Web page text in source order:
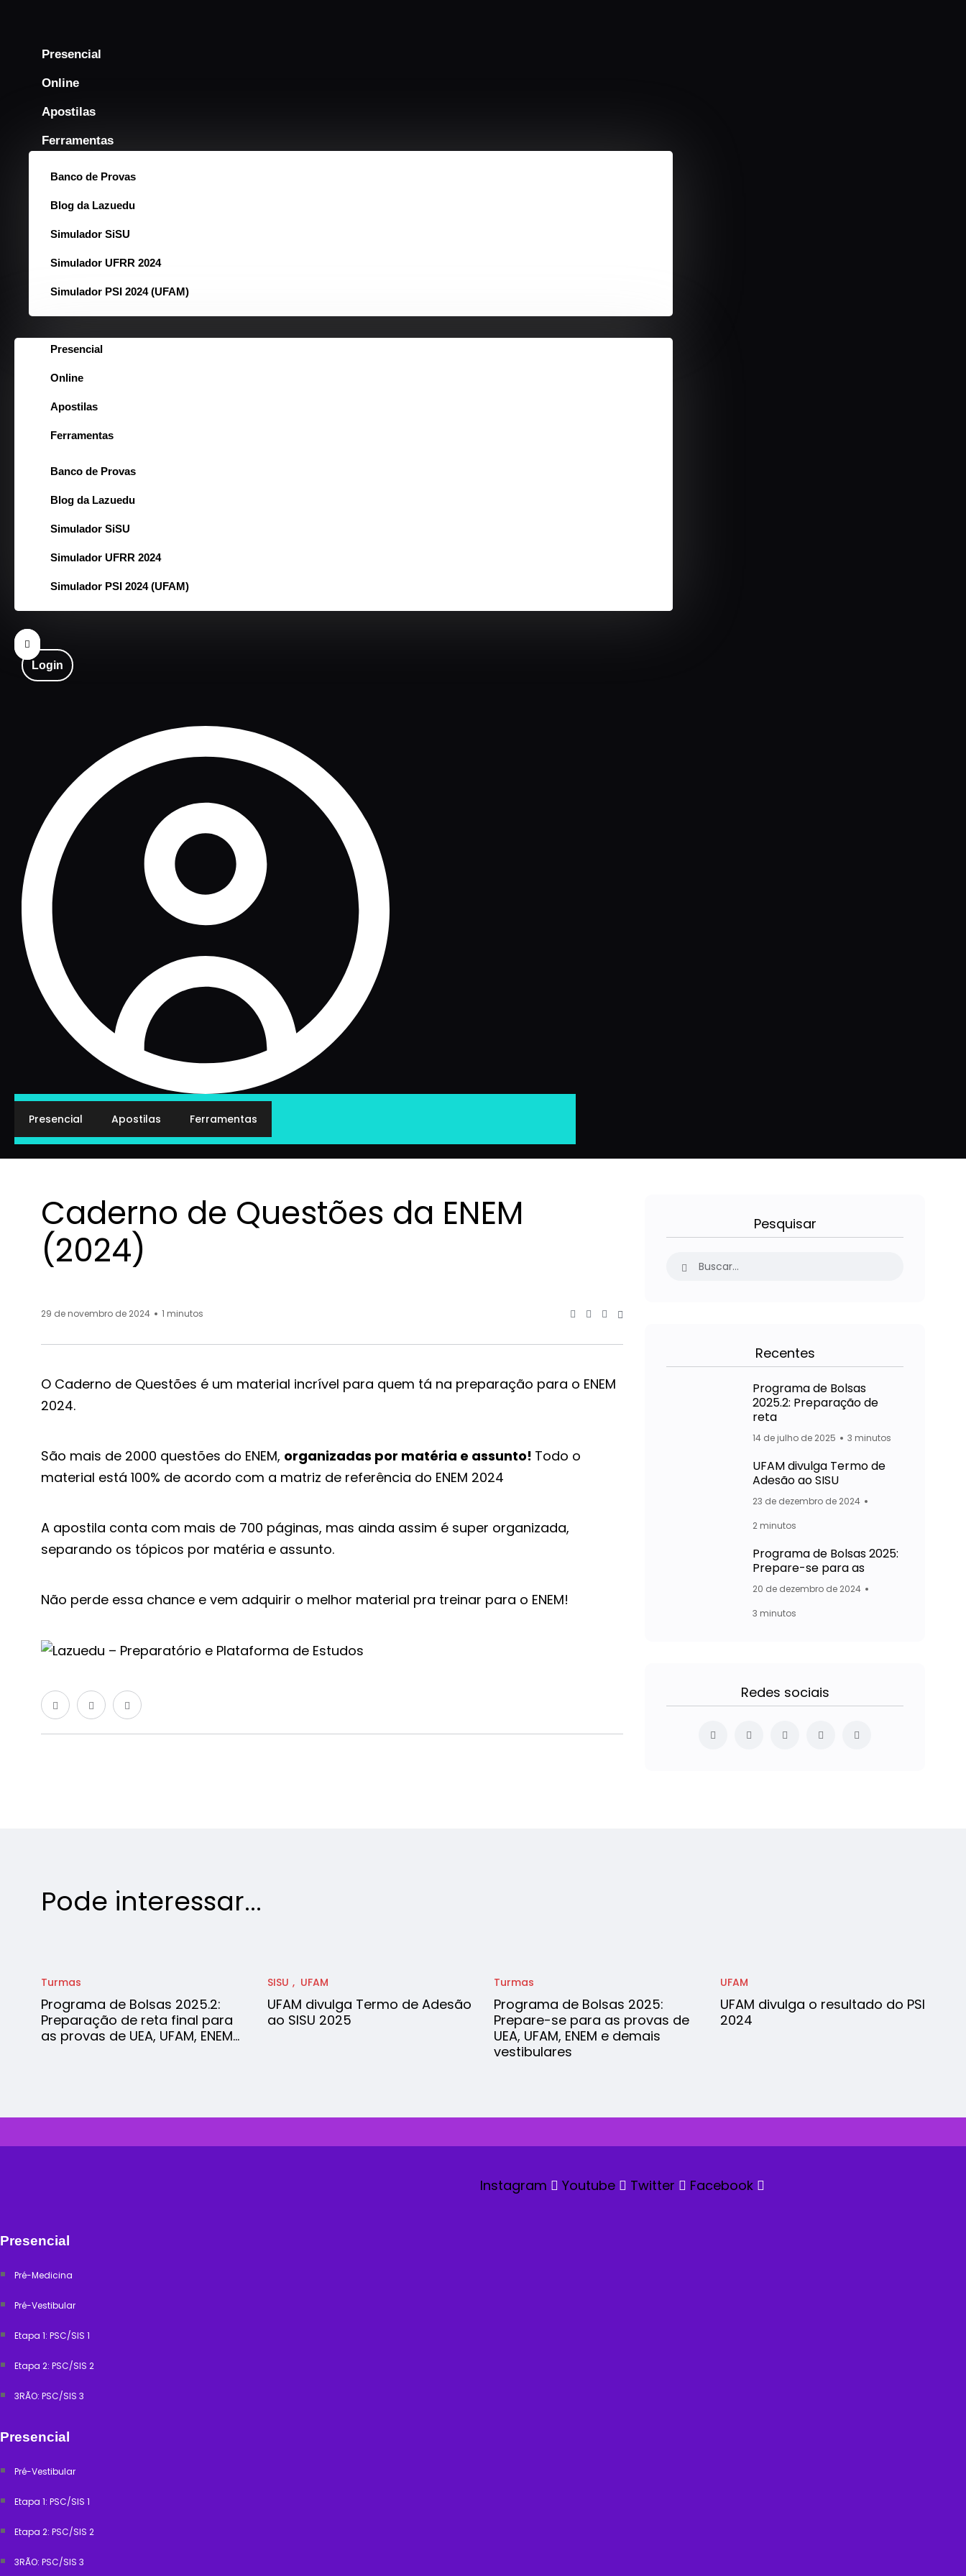
Presencial
Online
Apostilas
Ferramentas
Banco de Provas
Blog da Lazuedu
Simulador SiSU
Simulador UFRR 2024
Simulador PSI 2024 (UFAM)
Presencial
Online
Apostilas
Ferramentas
Banco de Provas
Blog da Lazuedu
Simulador SiSU
Simulador UFRR 2024
Simulador PSI 2024 (UFAM)
Login
Presencial Apostilas Ferramentas
Caderno de Questões da ENEM
(2024)
29 de novembro de 2024 1 minutos
O Caderno de Questões é um material incrível para quem tá na preparação para o ENEM
2024.
São mais de 2000 questões do ENEM, organizadas por matéria e assunto! Todo o
material está 100% de acordo com a matriz de referência do ENEM 2024
A apostila conta com mais de 700 páginas, mas ainda assim é super organizada,
separando os tópicos por matéria e assunto.
Não perde essa chance e vem adquirir o melhor material pra treinar para o ENEM!
Pesquisar
Recentes
Programa de Bolsas
2025.2: Preparação de
reta
14 de julho de 2025 3 minutos
UFAM divulga Termo de
Adesão ao SISU
23 de dezembro de 2024
2 minutos
Programa de Bolsas 2025:
Prepare-se para as
20 de dezembro de 2024
3 minutos
Redes sociais
Pode interessar...
Turmas
Programa de Bolsas 2025.2:
Preparação de reta final para
as provas de UEA, UFAM, ENEM…
SISU UFAM
UFAM divulga Termo de Adesão
ao SISU 2025
Turmas
Programa de Bolsas 2025:
Prepare-se para as provas de
UEA, UFAM, ENEM e demais
vestibulares
UFAM
UFAM divulga o resultado do PSI
2024
Instagram Youtube Twitter Facebook
Presencial
Pré-Medicina
Pré-Vestibular
Etapa 1: PSC/SIS 1
Etapa 2: PSC/SIS 2
3RÃO: PSC/SIS 3
Presencial
Pré-Vestibular
Etapa 1: PSC/SIS 1
Etapa 2: PSC/SIS 2
3RÃO: PSC/SIS 3